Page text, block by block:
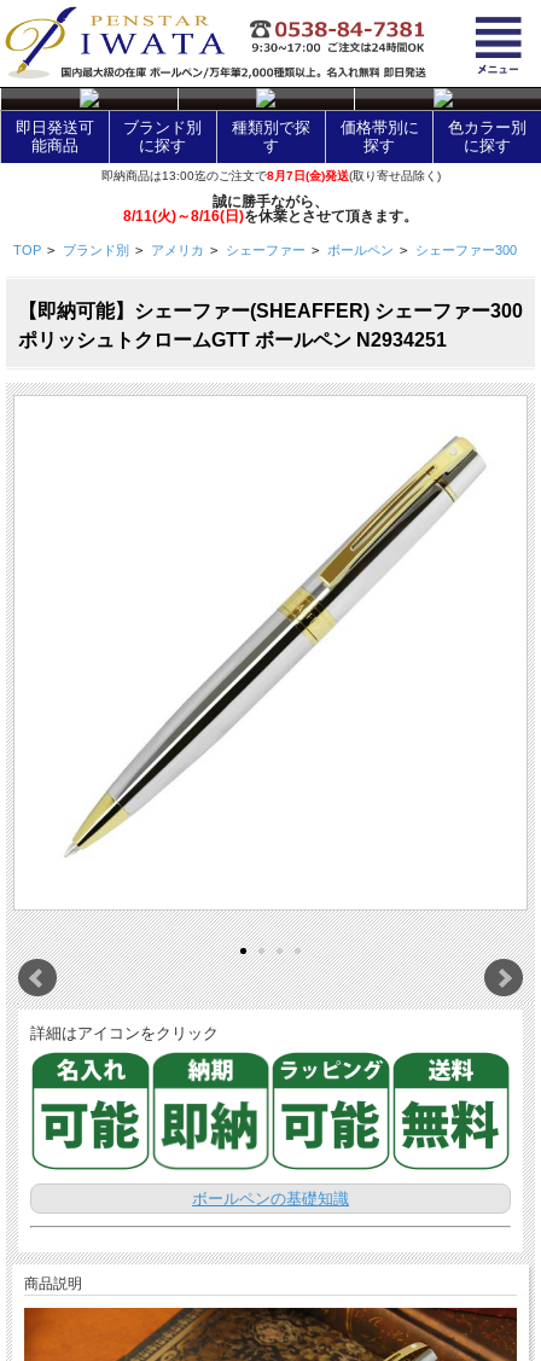
layer Control
即日発送可
能商品
ブランド別
に探す
種類別で探
す
価格帯別に
探す
色カラー別
に探す
即納商品は13:00迄のご注文で8月7日(金)発送(取り寄せ品除く)
誠に勝手ながら、
8/11(火)～8/16(日)を休業とさせて頂きます。
TOP > ブランド別 > アメリカ > シェーファー > ボールペン > シェーファー300
【即納可能】シェーファー(SHEAFFER) シェーファー300
ポリッシュトクロームGTT ボールペン N2934251
詳細はアイコンをクリック
ボールペンの基礎知識
商品説明